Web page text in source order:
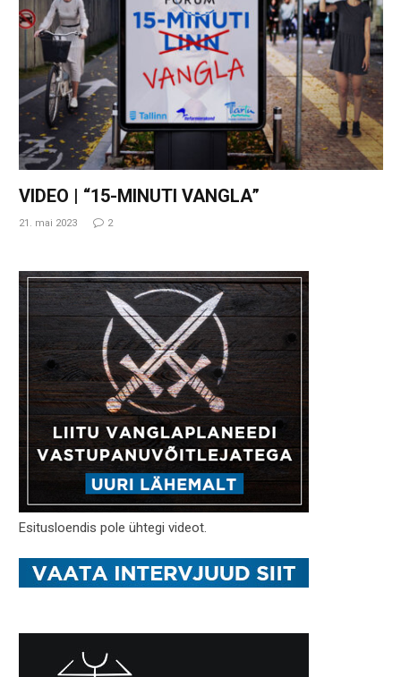
VIDEO | “15-MINUTI VANGLA”
21. mai 2023 2
Esitusloendis pole ühtegi videot.